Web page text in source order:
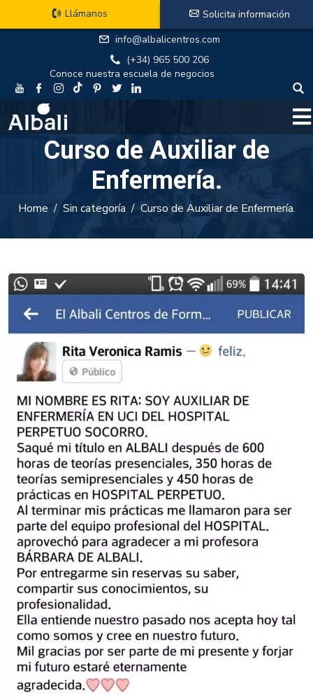
info@albalicentros.com
(+34) 965 500 206
Conoce nuestra escuela de negocios
Llámanos Solicita información
Curso de Auxiliar de
Enfermería.
Home Sin categoría Curso de Auxiliar de Enfermería.